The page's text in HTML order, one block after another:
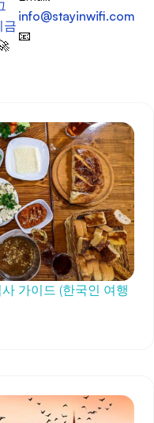
금
info@stayinwifi.com
📧
가이드 (한국인 여행